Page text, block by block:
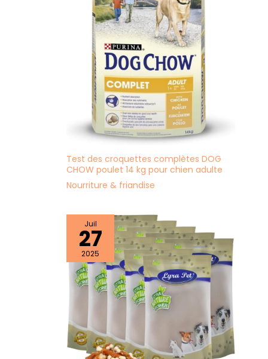
Test des croquettes complètes DOG
CHOW poulet 14 kg pour chien adulte
Nourriture & friandise
Juil
27
2025